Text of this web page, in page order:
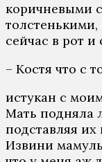
коричневыми
толстенькими,
сейчас в рот и
– Костя что с
истукан с
Мать подняла
подставляя
Извини